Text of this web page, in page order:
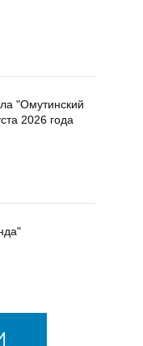
"Омутинский
2026 года